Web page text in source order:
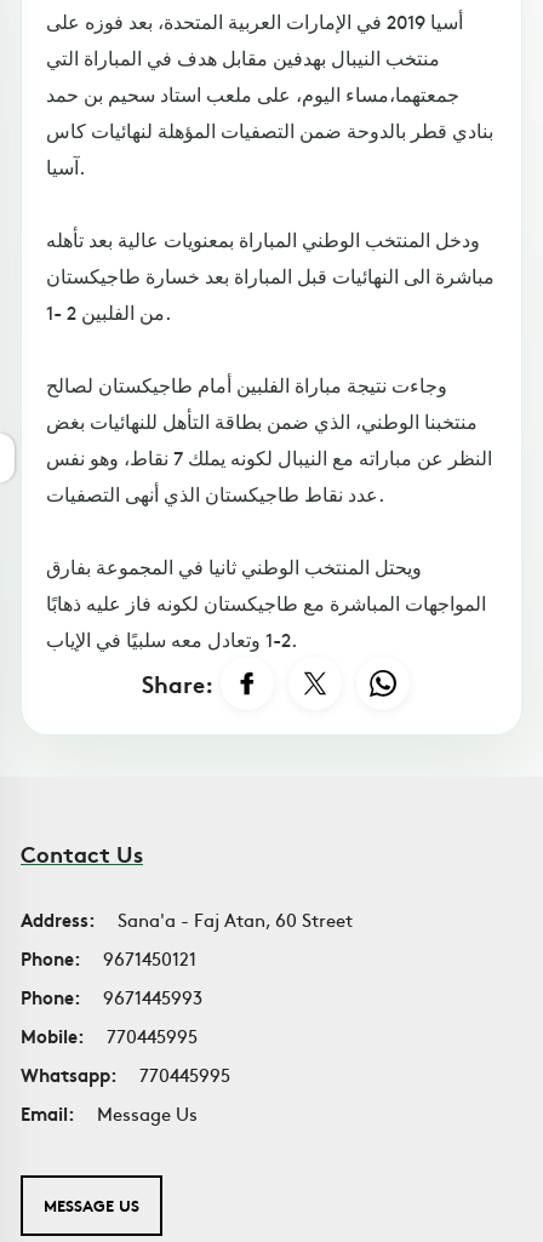
أسيا 2019 في الإمارات العربية المتحدة، بعد فوزه على
منتخب النيبال بهدفين مقابل هدف في المباراة التي
جمعتهما،مساء اليوم، على ملعب استاد سحيم بن حمد
بنادي قطر بالدوحة ضمن التصفيات المؤهلة لنهائيات كاس
آسيا.
ودخل المنتخب الوطني المباراة بمعنويات عالية بعد تأهله
مباشرة الى النهائيات قبل المباراة بعد خسارة طاجيكستان
من الفلبين 2 -1.
وجاءت نتيجة مباراة الفلبين أمام طاجيكستان لصالح
منتخبنا الوطني، الذي ضمن بطاقة التأهل للنهائيات بغض
النظر عن مباراته مع النيبال لكونه يملك 7 نقاط، وهو نفس
عدد نقاط طاجيكستان الذي أنهى التصفيات.
ويحتل المنتخب الوطني ثانيا في المجموعة بفارق
المواجهات المباشرة مع طاجيكستان لكونه فاز عليه ذهابًا
2-1 وتعادل معه سلبيًا في الإياب.
Share:
Contact Us
Address:
Sana'a - Faj Atan, 60 Street
Phone:
9671450121
Phone:
9671445993
Mobile:
770445995
Whatsapp:
770445995
Email:
Message Us
MESSAGE US